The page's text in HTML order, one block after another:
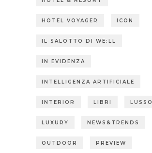
HOTEL VOYAGER ICON
IL SALOTTO DI WE:LL
IN EVIDENZA
INTELLIGENZA ARTIFICIALE
INTERIOR LIBRI LUSSO
LUXURY NEWS&TRENDS
OUTDOOR PREVIEW